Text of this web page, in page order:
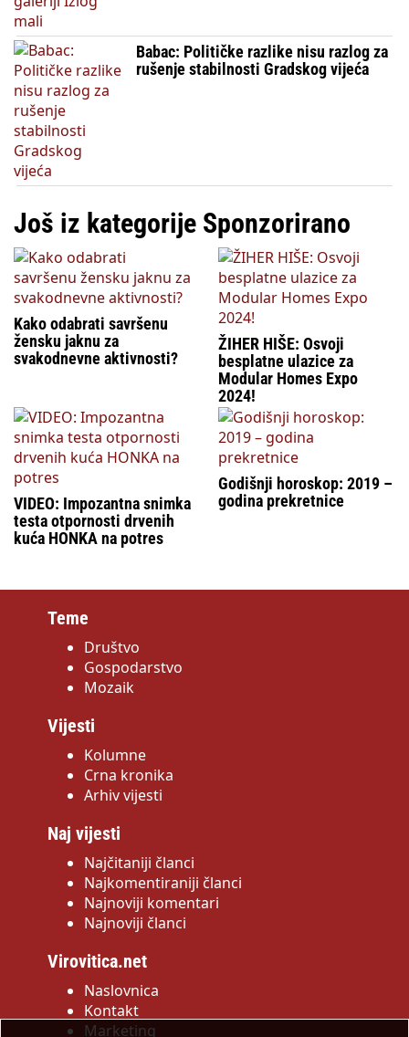
Babac: Političke razlike nisu razlog za
rušenje stabilnosti Gradskog vijeća
Još iz kategorije Sponzorirano
Kako odabrati savršenu
žensku jaknu za
svakodnevne aktivnosti?
ŽIHER HIŠE: Osvoji
besplatne ulazice za
Modular Homes Expo
2024!
VIDEO: Impozantna snimka
testa otpornosti drvenih
kuća HONKA na potres
Godišnji horoskop: 2019 –
godina prekretnice
Teme
Društvo
Gospodarstvo
Mozaik
Vijesti
Kolumne
Crna kronika
Arhiv vijesti
Naj vijesti
Najčitaniji članci
Najkomentiraniji članci
Najnoviji komentari
Najnoviji članci
Virovitica.net
Naslovnica
Kontakt
Marketing